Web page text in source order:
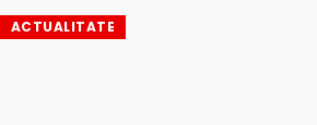
ACTUALITATE